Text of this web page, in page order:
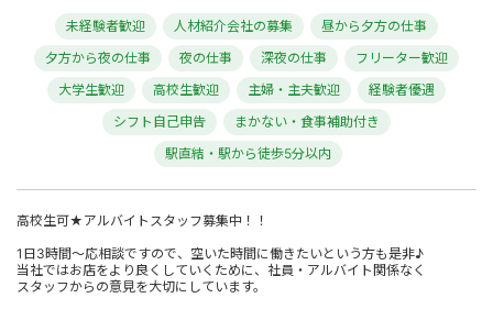
未経験者歓迎 人材紹介会社の募集
昼から夕方の仕事
夕方から夜の仕事
夜の仕事 深夜の仕事
フリーター歓迎
大学生歓迎
高校生歓迎 主婦・主夫歓迎
経験者優遇
シフト自己申告
まかない・食事補助付き
駅直結・駅から徒歩5分以内
高校生可★アルバイトスタッフ募集中！！
1日3時間～応相談ですので、空いた時間に働きたいという方も是非♪
当社ではお店をより良くしていくために、社員・アルバイト関係なく
スタッフからの意見を大切にしています。